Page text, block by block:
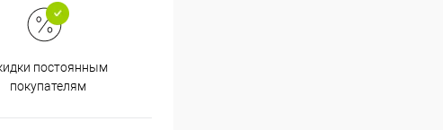
постоянным
покупателям